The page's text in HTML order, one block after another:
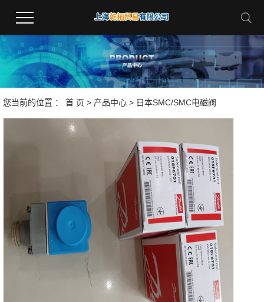
您当前的位置 ： 首 页 > 产品中心 > 日本SMC/SMC电磁阀